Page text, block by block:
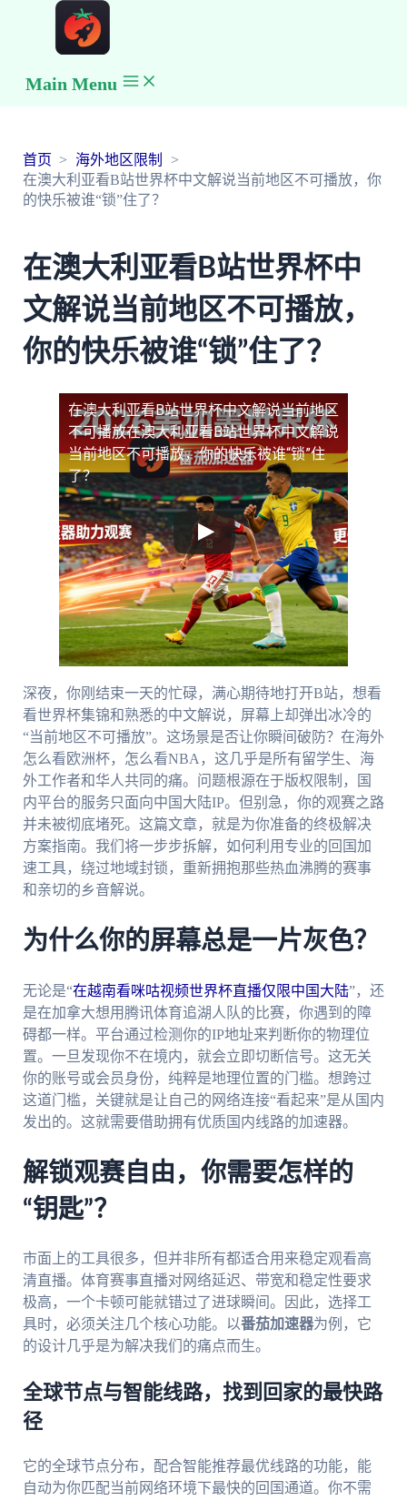
Main Menu
首页
海外地区限制
在澳大利亚看B站世界杯中文解说当前地区不可播放，你
的快乐被谁“锁”住了？
在澳大利亚看B站世界杯中
文解说当前地区不可播放，
你的快乐被谁“锁”住了？
在澳大利亚看B站世界杯中文解说当前地区
不可播放在澳大利亚看B站世界杯中文解说
当前地区不可播放，你的快乐被谁“锁”住
了？
深夜，你刚结束一天的忙碌，满心期待地打开B站，想看
看世界杯集锦和熟悉的中文解说，屏幕上却弹出冰冷的
“当前地区不可播放”。这场景是否让你瞬间破防？在海外
怎么看欧洲杯，怎么看NBA，这几乎是所有留学生、海
外工作者和华人共同的痛。问题根源在于版权限制，国
内平台的服务只面向中国大陆IP。但别急，你的观赛之路
并未被彻底堵死。这篇文章，就是为你准备的终极解决
方案指南。我们将一步步拆解，如何利用专业的回国加
速工具，绕过地域封锁，重新拥抱那些热血沸腾的赛事
和亲切的乡音解说。
为什么你的屏幕总是一片灰色？
无论是“在越南看咪咕视频世界杯直播仅限中国大陆”，还
是在加拿大想用腾讯体育追湖人队的比赛，你遇到的障
碍都一样。平台通过检测你的IP地址来判断你的物理位
置。一旦发现你不在境内，就会立即切断信号。这无关
你的账号或会员身份，纯粹是地理位置的门槛。想跨过
这道门槛，关键就是让自己的网络连接“看起来”是从国内
发出的。这就需要借助拥有优质国内线路的加速器。
解锁观赛自由，你需要怎样的
“钥匙”？
市面上的工具很多，但并非所有都适合用来稳定观看高
清直播。体育赛事直播对网络延迟、带宽和稳定性要求
极高，一个卡顿可能就错过了进球瞬间。因此，选择工
具时，必须关注几个核心功能。以番茄加速器为例，它
的设计几乎是为解决我们的痛点而生。
全球节点与智能线路，找到回家的最快路
径
它的全球节点分布，配合智能推荐最优线路的功能，能
自动为你匹配当前网络环境下最快的回国通道。你不需